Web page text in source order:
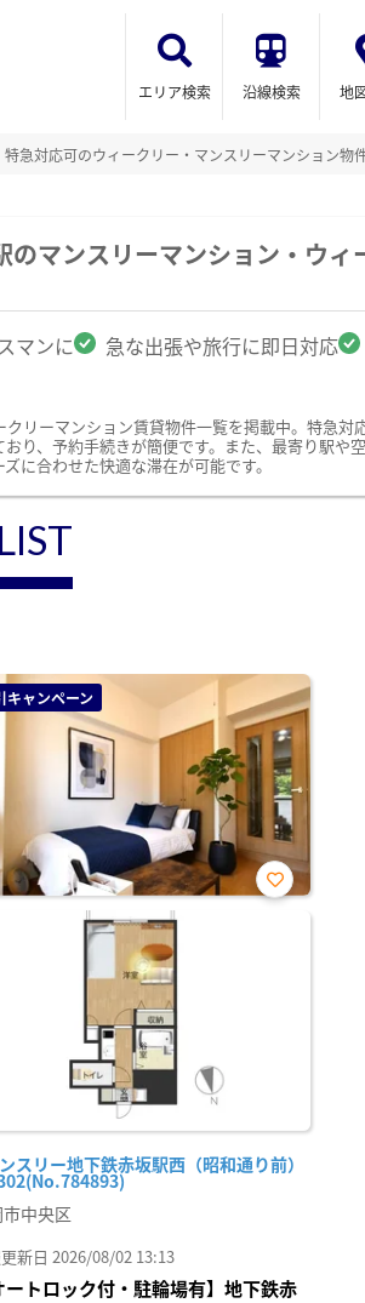
エリア検索 沿線検索 地
特急対応可のウィークリー・マンスリーマンション物
のマンスリーマンション・ウィ
マンに 急な出張や旅行に即日対応
リーマンション賃貸物件一覧を掲載中。特急
り、予約手続きが簡便です。また、最寄り駅
に合わせた快適な滞在が可能です。
キャンペーン
スリー地下鉄赤坂駅西（昭和通り前）
お気
中央区
新日 2026/08/02 13:13
ートロック付・駐輪場有】地下鉄赤